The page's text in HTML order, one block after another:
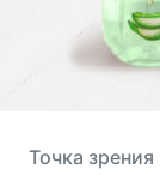
Точка зрения